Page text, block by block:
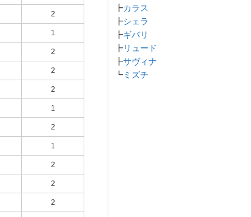
2
1
2
2
2
1
2
1
2
2
2
┣カラス
┣シェラ
┣ギバリ
┣ リュード
┣サヴィナ
┗ ミズチ